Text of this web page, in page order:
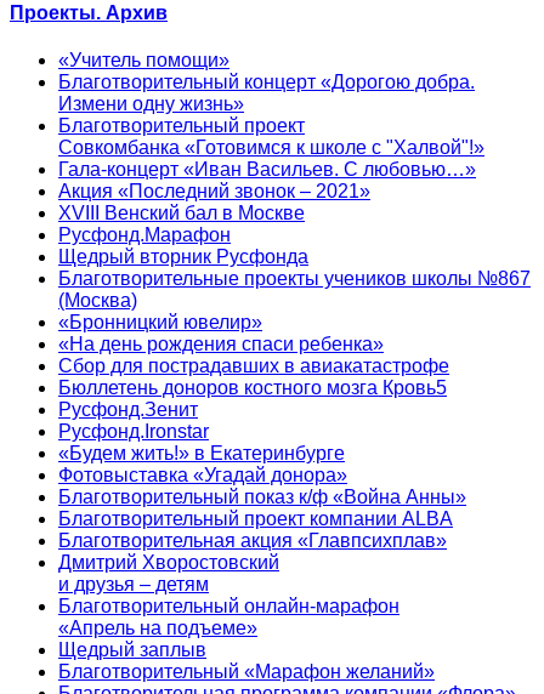
Проекты. Архив
«Учитель помощи»
Благотворительный концерт «Дорогою добра.
Измени одну жизнь»
Благотворительный проект
Совкомбанка «Готовимся к школе с "Халвой"!»
Гала-концерт «Иван Васильев. С любовью…»
Акция «Последний звонок – 2021»
XVIII Венский бал в Москве
Русфонд.Марафон
Щедрый вторник Русфонда
Благотворительные проекты учеников школы №867
(Москва)
«Бронницкий ювелир»
«На день рождения спаси ребенка»
Сбор для пострадавших в авиакатастрофе
Бюллетень доноров костного мозга Кровь5
Русфонд.Зенит
Русфонд.Ironstar
«Будем жить!» в Екатеринбурге
Фотовыставка «Угадай донора»
Благотворительный показ к/ф «Война Анны»
Благотворительный проект компании ALBA
Благотворительная акция «Главпсихплав»
Дмитрий Хворостовский
и друзья – детям
Благотворительный онлайн‑марафон
«Апрель на подъеме»
Щедрый заплыв
Благотворительный «Марафон желаний»